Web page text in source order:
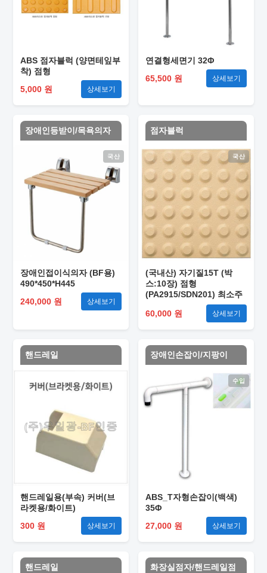
ABS 점자블럭 (양면테잎부
착) 점형
5,000 원
상세보기
연결형세면기 32Φ
65,500 원
상세보기
장애인등받이/목욕의자
국산
장애인접이식의자 (BF용)
490*450*H445
240,000 원
상세보기
점자블럭
국산
(국내산) 자기질15T (박
스:10장) 점형
(PA2915/SDN201) 최소주
60,000 원
상세보기
핸드레일
핸드레일용(부속) 커버(브
라켓용/화이트)
300 원
상세보기
장애인손잡이/지팡이
수입
ABS_T자형손잡이(백색)
35Φ
27,000 원
상세보기
핸드레일
화장실점자/핸드레일점